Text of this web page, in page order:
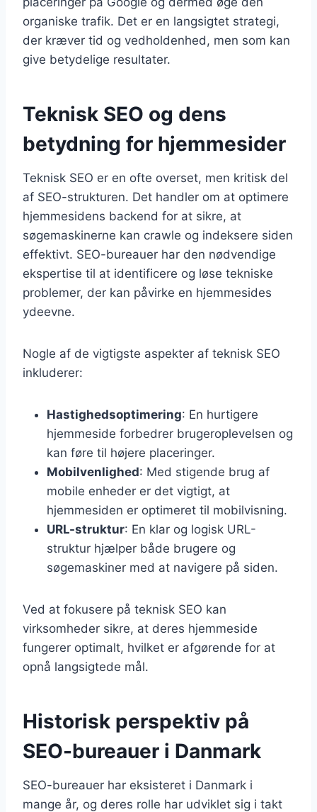
organiske trafik. Det er en langsigtet strategi,
der kræver tid og vedholdenhed, men som kan
give betydelige resultater.
Teknisk SEO og dens
betydning for hjemmesider
Teknisk SEO er en ofte overset, men kritisk del
af SEO-strukturen. Det handler om at optimere
hjemmesidens backend for at sikre, at
søgemaskinerne kan crawle og indeksere siden
effektivt. SEO-bureauer har den nødvendige
ekspertise til at identificere og løse tekniske
problemer, der kan påvirke en hjemmesides
ydeevne.
Nogle af de vigtigste aspekter af teknisk SEO
inkluderer:
Hastighedsoptimering: En hurtigere
hjemmeside forbedrer brugeroplevelsen og
kan føre til højere placeringer.
Mobilvenlighed: Med stigende brug af
mobile enheder er det vigtigt, at
hjemmesiden er optimeret til mobilvisning.
URL-struktur: En klar og logisk URL-
struktur hjælper både brugere og
søgemaskiner med at navigere på siden.
Ved at fokusere på teknisk SEO kan
virksomheder sikre, at deres hjemmeside
fungerer optimalt, hvilket er afgørende for at
opnå langsigtede mål.
Historisk perspektiv på
SEO-bureauer i Danmark
SEO-bureauer har eksisteret i Danmark i
mange år, og deres rolle har udviklet sig i takt